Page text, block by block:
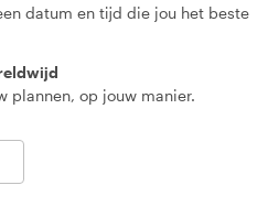
datum en tijd die jou het beste
plannen, op jouw manier.